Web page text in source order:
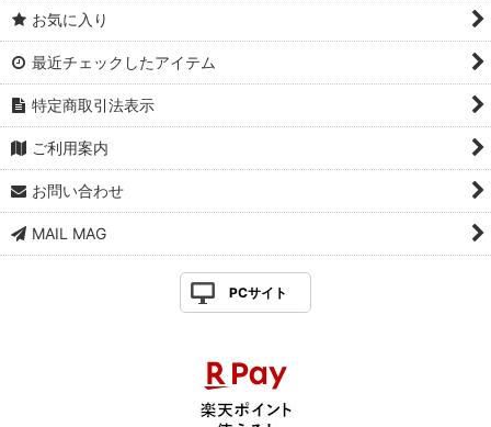
お気に入り
最近チェックしたアイテム
特定商取引法表示
ご利用案内
お問い合わせ
MAIL MAG
PCサイト